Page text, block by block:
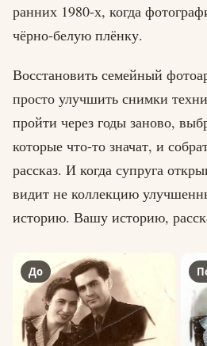
ранних 1980-х, когда
чёрно-белую плёнку.
Восстановить семейный
просто улучшить снимки
пройти через годы заново,
которые что-то значат, и
рассказ. И когда супруга
видит не коллекцию
историю. Вашу историю,
До